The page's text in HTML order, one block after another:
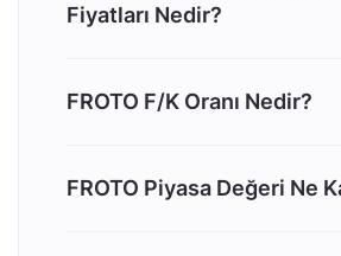
Fiyatları Nedir?
FROTO F/K Oranı Nedir?
FROTO Piyasa Değeri Ne